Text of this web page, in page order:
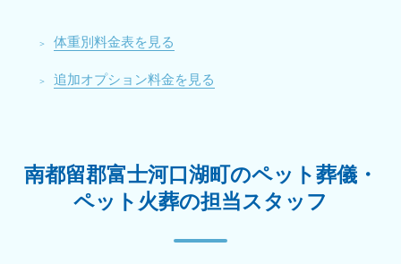
体重別料金表を見る
追加オプション料金を見る
南都留郡富士河口湖町のペット葬儀・
ペット火葬の担当スタッフ